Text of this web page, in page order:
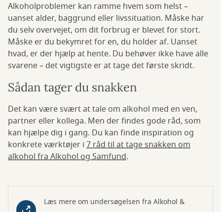
Alkoholproblemer kan ramme hvem som helst –
uanset alder, baggrund eller livssituation. Måske har
du selv overvejet, om dit forbrug er blevet for stort.
Måske er du bekymret for en, du holder af. Uanset
hvad, er der hjælp at hente. Du behøver ikke have alle
svarene – det vigtigste er at tage det første skridt.
Sådan tager du snakken
Det kan være svært at tale om alkohol med en ven,
partner eller kollega. Men der findes gode råd, som
kan hjælpe dig i gang. Du kan finde inspiration og
konkrete værktøjer i 7 råd til at tage snakken om
alkohol fra Alkohol og Samfund.
Læs mere om undersøgelsen fra Alkohol &